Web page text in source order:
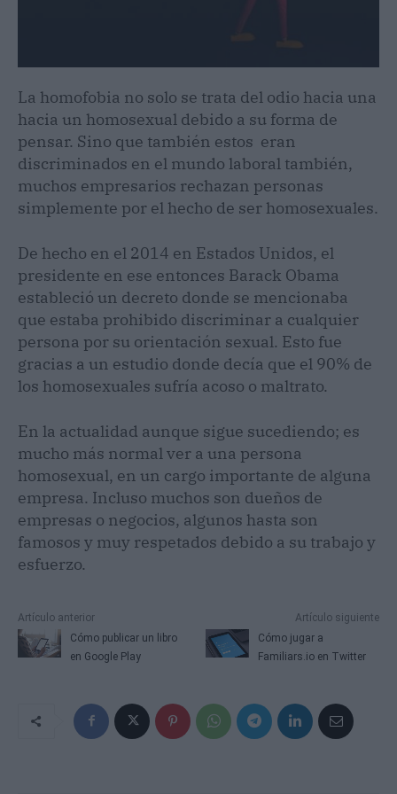
La homofobia no solo se trata del odio hacia una
hacia un homosexual debido a su forma de
pensar. Sino que también estos eran
discriminados en el mundo laboral también,
muchos empresarios rechazan personas
simplemente por el hecho de ser homosexuales.
De hecho en el 2014 en Estados Unidos, el
presidente en ese entonces Barack Obama
estableció un decreto donde se mencionaba
que estaba prohibido discriminar a cualquier
persona por su orientación sexual. Esto fue
gracias a un estudio donde decía que el 90% de
los homosexuales sufría acoso o maltrato.
En la actualidad aunque sigue sucediendo; es
mucho más normal ver a una persona
homosexual, en un cargo importante de alguna
empresa. Incluso muchos son dueños de
empresas o negocios, algunos hasta son
famosos y muy respetados debido a su trabajo y
esfuerzo.
Artículo anterior
Cómo publicar un libro
en Google Play
Artículo siguiente
Cómo jugar a
Familiars.io en Twitter